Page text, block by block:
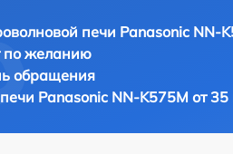
печи Panasonic NN-
по желанию
обращения
Panasonic NN-K575M от 35